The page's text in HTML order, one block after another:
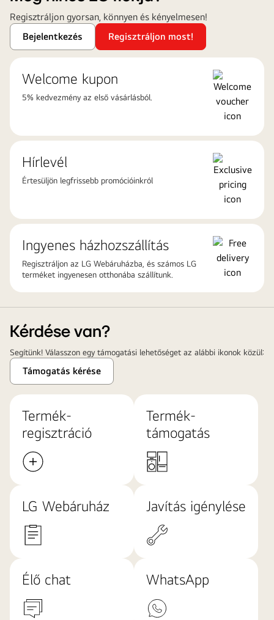
Regisztráljon gyorsan, könnyen és kényelmesen!
Bejelentkezés
Regisztráljon most!
Welcome kupon
5% kedvezmény az első vásárlásból.
Hírlevél
Értesüljön legfrissebb promócióinkról
Ingyenes házhozszállítás
Regisztráljon az LG Webáruházba, és számos LG
terméket ingyenesen otthonába szállítunk.
Kérdése van?
Segítünk! Válasszon egy támogatási lehetőséget az alábbi ikonok közül:
Támogatás kérése
Termék-
regisztráció
Termék-
támogatás
LG Webáruház Javítás igénylése
Élő chat WhatsApp